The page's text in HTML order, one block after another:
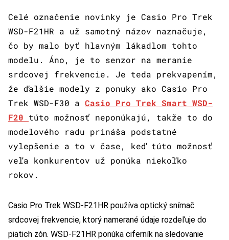
Celé označenie novinky je Casio Pro Trek
WSD-F21HR a už samotný názov naznačuje,
čo by malo byť hlavným lákadlom tohto
modelu. Áno, je to senzor na meranie
srdcovej frekvencie. Je teda prekvapením,
že ďalšie modely z ponuky ako Casio Pro
Trek WSD-F30 a Casio Pro Trek Smart WSD-
F20 túto možnosť neponúkajú, takže to do
modelového radu prináša podstatné
vylepšenie a to v čase, keď túto možnosť
veľa konkurentov už ponúka niekoľko
rokov.
Casio Pro Trek WSD-F21HR používa optický snímač
srdcovej frekvencie, ktorý namerané údaje rozdeľuje do
piatich zón. WSD-F21HR ponúka ciferník na sledovanie